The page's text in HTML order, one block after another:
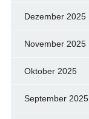
Dezember 2025
November 2025
Oktober 2025
September 2025